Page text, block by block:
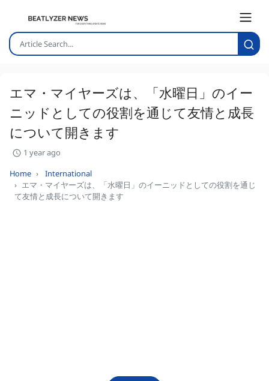
エマ・マイヤーズは、「水曜日」のイー
ニッドとしての役割を通じて友情と成長
について開きます
1 year ago
Home
International
エマ・マイヤーズは、「水曜日」のイーニッドとしての役割を通じ
て友情と成長について開きます